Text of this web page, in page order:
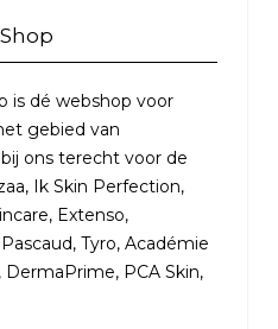
is dé webshop voor
gebied van
ons terecht voor de
Ik Skin Perfection,
Extenso,
Tyro, Académie
PCA Skin,